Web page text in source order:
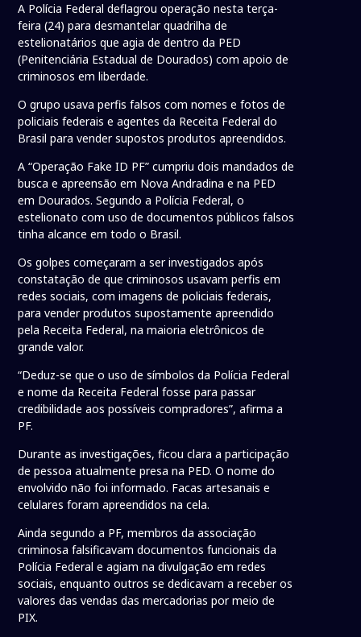
A Polícia Federal deflagrou operação nesta terça-
feira (24) para desmantelar quadrilha de
estelionatários que agia de dentro da PED
(Penitenciária Estadual de Dourados) com apoio de
criminosos em liberdade.
O grupo usava perfis falsos com nomes e fotos de
policiais federais e agentes da Receita Federal do
Brasil para vender supostos produtos apreendidos.
A “Operação Fake ID PF” cumpriu dois mandados de
busca e apreensão em Nova Andradina e na PED
em Dourados. Segundo a Polícia Federal, o
estelionato com uso de documentos públicos falsos
tinha alcance em todo o Brasil.
Os golpes começaram a ser investigados após
constatação de que criminosos usavam perfis em
redes sociais, com imagens de policiais federais,
para vender produtos supostamente apreendido
pela Receita Federal, na maioria eletrônicos de
grande valor.
“Deduz-se que o uso de símbolos da Polícia Federal
e nome da Receita Federal fosse para passar
credibilidade aos possíveis compradores”, afirma a
PF.
Durante as investigações, ficou clara a participação
de pessoa atualmente presa na PED. O nome do
envolvido não foi informado. Facas artesanais e
celulares foram apreendidos na cela.
Ainda segundo a PF, membros da associação
criminosa falsificavam documentos funcionais da
Polícia Federal e agiam na divulgação em redes
sociais, enquanto outros se dedicavam a receber os
valores das vendas das mercadorias por meio de
PIX.